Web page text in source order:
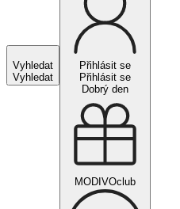
Vyhledat
Vyhledat
Přihlásit se
Přihlásit se
Dobrý den
MODIVOclub